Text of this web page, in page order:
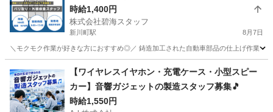
時給1,400円
株式会社碧海スタッフ
新川町駅 8月7日
＼モクモク作業が好きな方におすすめ◎／ 鋳造加工された自動車部品の仕上げ作業・
新川町駅 軽作業 時給
【ワイヤレスイヤホン・充電ケース・小型スピー
カー】音響ガジェットの製造スタッフ募集🎵
時給1,550円